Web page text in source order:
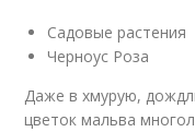
Садовые растения
Черноус Роза
Даже в хмурую,
цветок мальва